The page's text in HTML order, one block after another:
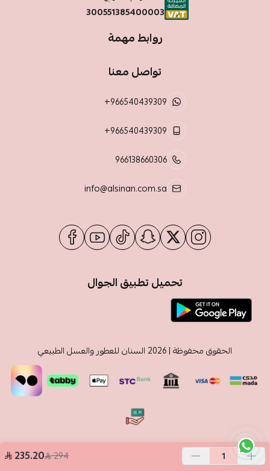
294
235.20
300551385400003
روابط مهمة
تواصل معنا
+966540439309
+966540439309
966138660306
info@alsinan.com.sa
تحميل تطبيق الجوال
الحقوق محفوظة | 2026 السنان للعطور والعسل الطبيعي